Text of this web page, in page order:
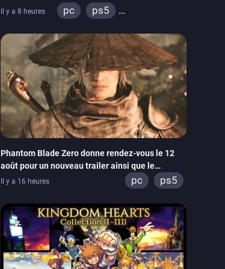
Il y a 8 heures pc
ps5
ps4
xbox one
switch 2
Phantom Blade Zero donne rendez-vous le 12
août pour un nouveau trailer ainsi que le
lancement des précommandes
Il y a 16 heures pc ps5